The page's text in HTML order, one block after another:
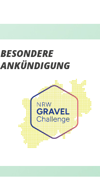
BESONDERE
ANKÜNDIGUNG